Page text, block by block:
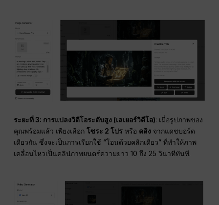
ระยะที่ 3: การแปลงวิดีโอระดับสูง (เลเยอร์วิดีโอ): เมื่อรูปภาพของ
คุณพร้อมแล้ว เพียงเลือกโซระ 2 โปร หรือ คลิง จากแดชบอร์ด
เดียวกัน ซึ่งจะเป็นการเรียกใช้ “โอนด้วยคลิกเดียว” ที่ทำให้ภาพ
เคลื่อนไหวเป็นคลิปภาพยนตร์ความยาว 10 ถึง 25 วินาทีทันที.